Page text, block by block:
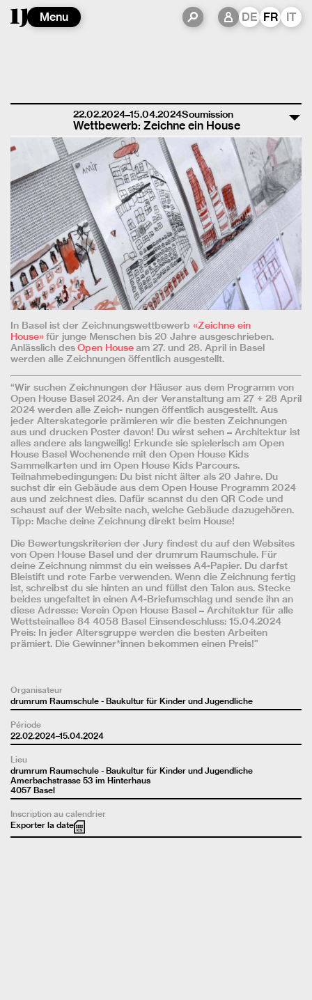
Menu DE FR IT
22.02.2024–15.04.2024Soumission
Wettbewerb: Zeichne ein House
In Basel ist der Zeichnungswettbewerb «Zeichne ein
House»für junge Menschen bis 20 Jahre ausgeschrieben.
Anlässlich desOpen Houseam 27. und 28. April in Basel
werden alle Zeichnungen öffentlich ausgestellt.
“Wir suchen Zeichnungen der Häuser aus dem Programm von
Open House Basel 2024. An der Veranstaltung am 27 + 28 April
2024 werden alle Zeich- nungen öffentlich ausgestellt. Aus
jeder Alterskategorie prämieren wir die besten Zeichnungen
aus und drucken Poster davon! Du wirst sehen – Architektur ist
alles andere als langweilig! Erkunde sie spielerisch am Open
House Basel Wochenende mit den Open House Kids
Sammelkarten und im Open House Kids Parcours.
Teilnahmebedingungen: Du bist nicht älter als 20 Jahre. Du
suchst dir ein Gebäude aus dem Open House Programm 2024
aus und zeichnest dies. Dafür scannst du den QR Code und
schaust auf der Website nach, welche Gebäude dazugehören.
Tipp: Mache deine Zeichnung direkt beim House!
Die Bewertungskriterien der Jury findest du auf den Websites
von Open House Basel und der drumrum Raumschule. Für
deine Zeichnung nimmst du ein weisses A4-Papier. Du darfst
Bleistift und rote Farbe verwenden. Wenn die Zeichnung fertig
ist, schreibst du sie hinten an und füllst den Talon aus. Stecke
beides ungefaltet in einen A4-Briefumschlag und sende ihn an
diese Adresse: Verein Open House Basel – Architektur für alle
Wettsteinallee 84 4058 Basel Einsendeschluss: 15.04.2024
Preis: In jeder Altersgruppe werden die besten Arbeiten
prämiert. Die Gewinner*innen bekommen einen Preis!”
Organisateur
drumrum Raumschule - Baukultur für Kinder und Jugendliche
Période
22.02.2024–15.04.2024
Lieu
drumrum Raumschule - Baukultur für Kinder und Jugendliche
Amerbachstrasse 53 im Hinterhaus
4057 Basel
Inscription au calendrier
Exporter la date